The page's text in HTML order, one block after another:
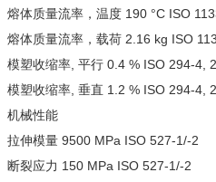
熔体质量流率，温度 190 °C ISO
熔体质量流率，载荷 2.16 kg ISO
模塑收缩率, 平行 0.4 % ISO 294-4,
模塑收缩率, 垂直 1.2 % ISO 294-4,
机械性能
拉伸模量 9500 MPa ISO 527-1/-2
断裂应力 150 MPa ISO 527-1/-2